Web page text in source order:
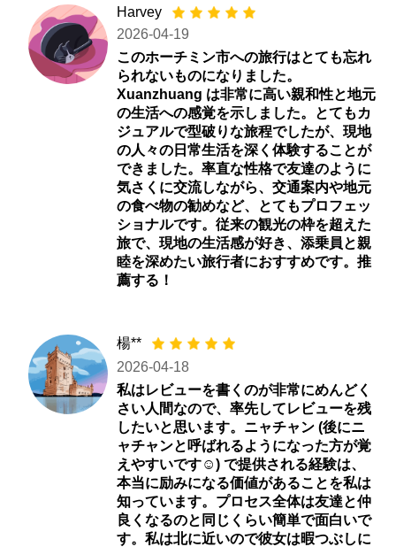
Harvey
2026-04-19
このホーチミン市への旅行はとても忘れ
られないものになりました。
Xuanzhuang は非常に高い親和性と地元
の生活への感覚を示しました。とてもカ
ジュアルで型破りな旅程でしたが、現地
の人々の日常生活を深く体験することが
できました。率直な性格で友達のように
気さくに交流しながら、交通案内や地元
の食べ物の勧めなど、とてもプロフェッ
ショナルです。従来の観光の枠を超えた
旅で、現地の生活感が好き、添乗員と親
睦を深めたい旅行者におすすめです。推
薦する！
楊**
2026-04-18
私はレビューを書くのが非常にめんどく
さい人間なので、率先してレビューを残
したいと思います。ニャチャン (後にニ
ャチャンと呼ばれるようになった方が覚
えやすいです☺️) で提供される経験は、
本当に励みになる価値があることを私は
知っています。プロセス全体は友達と仲
良くなるのと同じくらい簡単で面白いで
す。私は北に近いので彼女は暇つぶしに